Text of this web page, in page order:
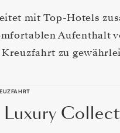
mit Top-Hotels
Aufenthalt
zu
Luxury